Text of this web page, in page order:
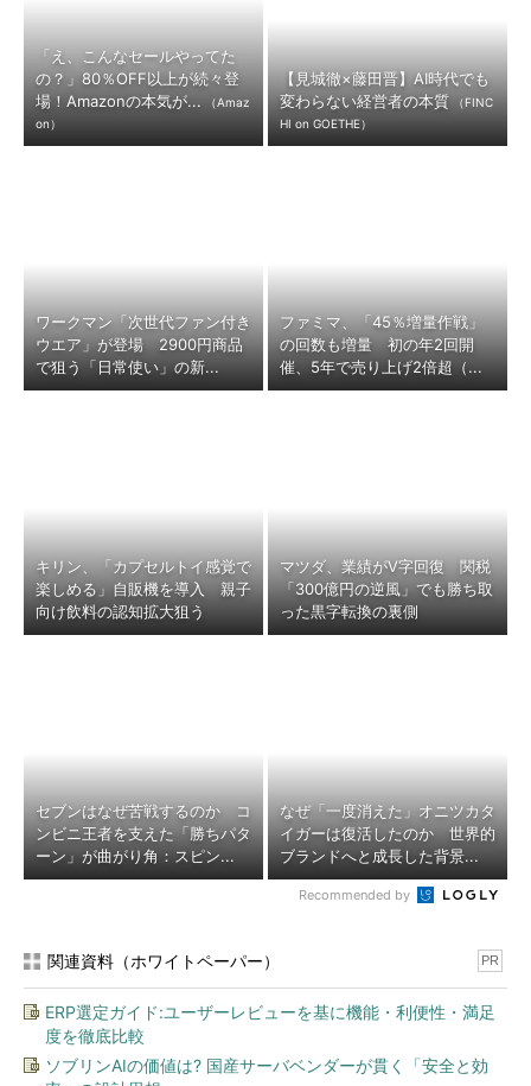
「え、こんなセールやってた
の？」80％OFF以上が続々登
場！Amazonの本気が...
（Amaz
on）
【見城徹×藤田晋】AI時代でも
変わらない経営者の本質
（FINC
HI on GOETHE）
ワークマン「次世代ファン付き
ウエア」が登場 2900円商品
で狙う「日常使い」の新...
ファミマ、「45％増量作戦」
の回数も増量 初の年2回開
催、5年で売り上げ2倍超（...
キリン、「カプセルトイ感覚で
楽しめる」自販機を導入 親子
向け飲料の認知拡大狙う
マツダ、業績がV字回復 関税
「300億円の逆風」でも勝ち取
った黒字転換の裏側
セブンはなぜ苦戦するのか コ
ンビニ王者を支えた「勝ちパタ
ーン」が曲がり角：スピン...
なぜ「一度消えた」オニツカタ
イガーは復活したのか 世界的
ブランドへと成長した背景...
Recommended by
関連資料（ホワイトペーパー） PR
ERP選定ガイド:ユーザーレビューを基に機能・利便性・満足
度を徹底比較
ソブリンAIの価値は? 国産サーバベンダーが貫く「安全と効